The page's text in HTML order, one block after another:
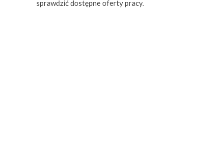
sprawdzić dostępne oferty pracy.